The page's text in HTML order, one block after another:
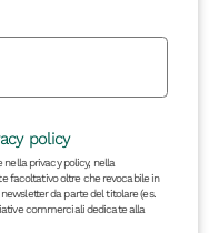
policy
privacy policy, nella
facoltativo oltre che revocabile in
da parte del titolare (es.
commerciali dedicate alla